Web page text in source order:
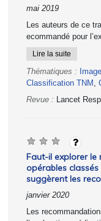
mai 2019
Les auteurs de ce
ecommandé pour
Lire la suite
Thématiques :
Classification TNM ,
Revue : Lancet
Faut-il explorer le
opérables
suggèrent les
janvier 2020
Les